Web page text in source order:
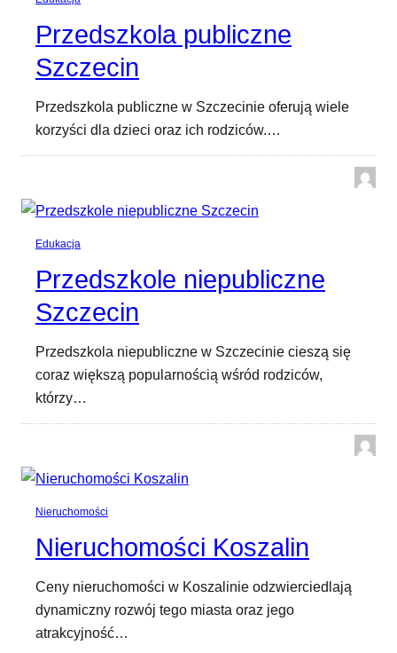
Przedszkola publiczne
Szczecin
Przedszkola publiczne w Szczecinie oferują wiele
korzyści dla dzieci oraz ich rodziców.…
Edukacja
Przedszkole niepubliczne
Szczecin
Przedszkola niepubliczne w Szczecinie cieszą się
coraz większą popularnością wśród rodziców,
którzy…
Nieruchomości
Nieruchomości Koszalin
Ceny nieruchomości w Koszalinie odzwierciedlają
dynamiczny rozwój tego miasta oraz jego
atrakcyjność…